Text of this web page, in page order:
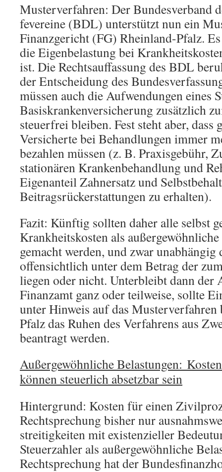
Musterverfahren: Der Bundesverband
fevereine (BDL) unterstützt nun ein
Finanzgericht (FG) Rheinland-Pfalz.
die Eigenbelastung bei
ist. Die Rechtsauffassung des BDL
der Entscheidung des
müssen auch die Aufwendungen eines
Basiskrankenversicherung zusätzlich
steuerfrei bleiben. Fest steht aber, dass
Versicherte bei Behandlungen immer
bezahlen müssen (z. B. Praxisgebühr,
stationären Krankenbehandlung und
Eigenanteil Zahnersatz und
Beitragsrückerstattungen zu erhalten).
Fazit: Künftig sollten daher alle selbst
Krankheitskosten als
gemacht werden, und zwar unabhängig
offensichtlich unter dem Betrag der
liegen oder nicht. Unterbleibt dann der
Finanzamt ganz oder teilweise, sollte
unter Hinweis auf das
Pfalz das Ruhen des Verfahrens aus
beantragt werden.
Außergewöhnliche Belastungen:
können steuerlich absetzbar sein
Hintergrund: Kosten für einen
Rechtsprechung bisher nur
streitigkeiten mit existenzieller
Steuerzahler als außergewöhnliche
Rechtsprechung hat der